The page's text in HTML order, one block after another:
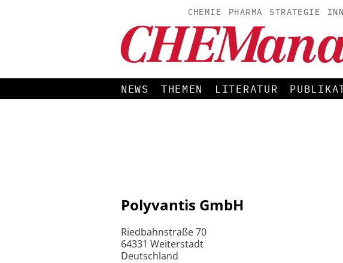
CHEMIE PHARMA STRATEGIE
NEWS THEMEN LITERATUR
Polyvantis GmbH
Riedbahnstraße 70
64331 Weiterstadt
Deutschland